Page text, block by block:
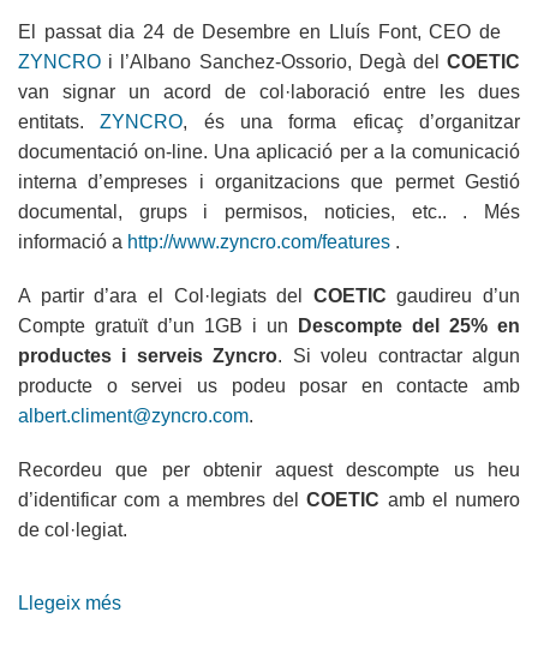
El passat dia 24 de Desembre en Lluís Font, CEO de
ZYNCRO i l’Albano Sanchez-Ossorio, Degà del COETIC
van signar un acord de col·laboració entre les dues
entitats.ZYNCRO, és una forma eficaç d’organitzar
documentació on-line. Una aplicació per a la comunicació
interna d’empreses i organitzacions que permet Gestió
documental, grups i permisos, noticies, etc.. . Més
informació a http://www.zyncro.com/features .
A partir d’ara el Col·legiats del COETIC gaudireu d’un
Compte gratuït d’un 1GB i un
Descompte del 25% en
productes i serveis Zyncro. Si voleu contractar algun
producte o servei us podeu posar en contacte amb
albert.climent@zyncro.com.
Recordeu que per obtenir aquest descompte us heu
d’identificar com a membres delCOETIC amb el numero
de col·legiat.
Llegeix més